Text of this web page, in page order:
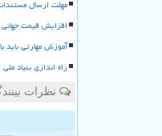
مهلت ارسال مستندات طرح ملی
افزایش قیمت جهانی
آموزش مهارتی باید
راه اندازی بنیاد
نظرات